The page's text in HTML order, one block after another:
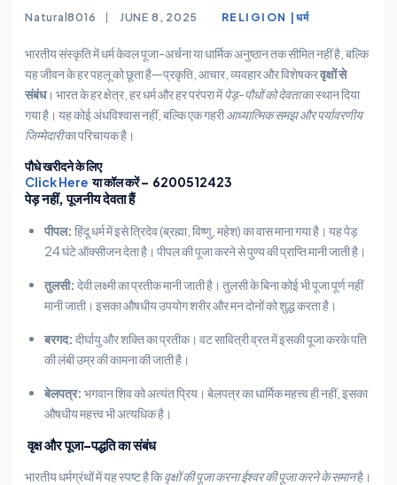
Natural8016 JUNE 8, 2025 RELIGION |धर्म
भारतीय संस्कृति में धर्म केवल पूजा-अर्चना या धार्मिक अनुष्ठान तक सीमित नहीं है, बल्कि
यह जीवन के हर पहलू को छूता है—प्रकृति, आचार, व्यवहार और विशेषकरवृक्षों से
संबंध। भारत के हर क्षेत्र, हर धर्म और हर परंपरा मेंपेड़-पौधों को देवताका स्थान दिया
गया है। यह कोई अंधविश्वास नहीं, बल्कि एक गहरीआध्यात्मिक समझ और पर्यावरणीय
जिम्मेदारीका परिचायक है।
पौधे खरीदने के लिए
Click Here या कॉल करें – 6200512423
पेड़ नहीं, पूजनीय देवता हैं
पीपल: हिंदू धर्म में इसे त्रिदेव (ब्रह्मा, विष्णु, महेश) का वास माना गया है। यह पेड़
24 घंटे ऑक्सीजन देता है। पीपल की पूजा करने से पुण्य की प्राप्ति मानी जाती है।
तुलसी: देवी लक्ष्मी का प्रतीक मानी जाती है। तुलसी के बिना कोई भी पूजा पूर्ण नहीं
मानी जाती। इसका औषधीय उपयोग शरीर और मन दोनों को शुद्ध करता है।
बरगद: दीर्घायु और शक्ति का प्रतीक। वट सावित्री व्रत में इसकी पूजा करके पति
की लंबी उम्र की कामना की जाती है।
बेलपत्र: भगवान शिव को अत्यंत प्रिय। बेलपत्र का धार्मिक महत्त्व ही नहीं, इसका
औषधीय महत्त्व भी अत्यधिक है।
वृक्ष और पूजा-पद्धति का संबंध
भारतीय धर्मग्रंथों में यह स्पष्ट है किवृक्षों की पूजा करना ईश्वर की पूजा करने के समानहै।